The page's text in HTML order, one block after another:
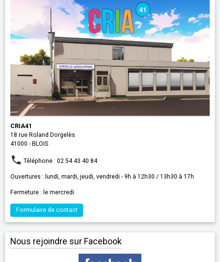
CRIA41
18 rue Roland Dorgelès
41000 - BLOIS
Téléphone : 02 54 43 40 84
Ouvertures : lundi, mardi, jeudi, vendredi - 9h à 12h30 / 13h30 à 17h
Fermeture : le mercredi
Formulaire de contact
Nous rejoindre sur Facebook